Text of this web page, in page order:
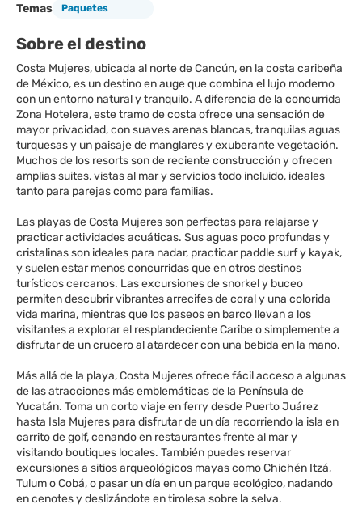
Temas
Paquetes
Sobre el destino
Costa Mujeres, ubicada al norte de Cancún, en la costa caribeña
de México, es un destino en auge que combina el lujo moderno
con un entorno natural y tranquilo. A diferencia de la concurrida
Zona Hotelera, este tramo de costa ofrece una sensación de
mayor privacidad, con suaves arenas blancas, tranquilas aguas
turquesas y un paisaje de manglares y exuberante vegetación.
Muchos de los resorts son de reciente construcción y ofrecen
amplias suites, vistas al mar y servicios todo incluido, ideales
tanto para parejas como para familias.
Las playas de Costa Mujeres son perfectas para relajarse y
practicar actividades acuáticas. Sus aguas poco profundas y
cristalinas son ideales para nadar, practicar paddle surf y kayak,
y suelen estar menos concurridas que en otros destinos
turísticos cercanos. Las excursiones de snorkel y buceo
permiten descubrir vibrantes arrecifes de coral y una colorida
vida marina, mientras que los paseos en barco llevan a los
visitantes a explorar el resplandeciente Caribe o simplemente a
disfrutar de un crucero al atardecer con una bebida en la mano.
Más allá de la playa, Costa Mujeres ofrece fácil acceso a algunas
de las atracciones más emblemáticas de la Península de
Yucatán. Toma un corto viaje en ferry desde Puerto Juárez
hasta Isla Mujeres para disfrutar de un día recorriendo la isla en
carrito de golf, cenando en restaurantes frente al mar y
visitando boutiques locales. También puedes reservar
excursiones a sitios arqueológicos mayas como Chichén Itzá,
Tulum o Cobá, o pasar un día en un parque ecológico, nadando
en cenotes y deslizándote en tirolesa sobre la selva.